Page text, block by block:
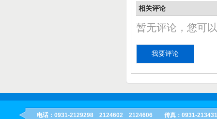
相关评论
暂无评论，您可
电话：0931-2129298 2124602 2124606 传真：0931-